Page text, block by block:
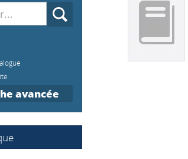
Recherche
avancée